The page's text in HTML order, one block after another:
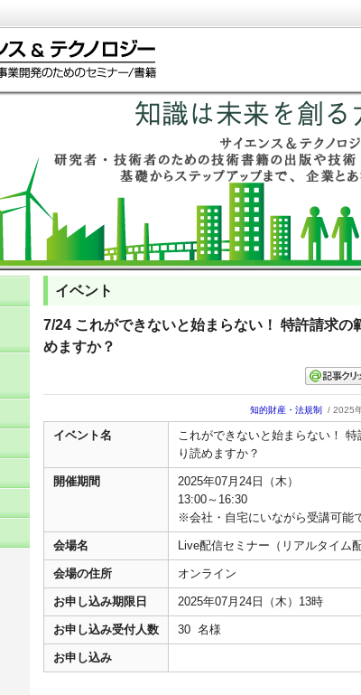
イベント
7/24 これができないと始まらない！ 特許請求の
めますか？
知的財産・法規制 / 2025
イベント名
これができないと始まらない！
り読めますか？
開催期間
2025年07月24日（木）
13:00～16:30
※会社・自宅にいながら受講可能
会場名 Live配信セミナー（リアルタイム配
会場の住所 オンライン
お申し込み期限日 2025年07月24日（木）13時
お申し込み受付人数 30 名様
お申し込み